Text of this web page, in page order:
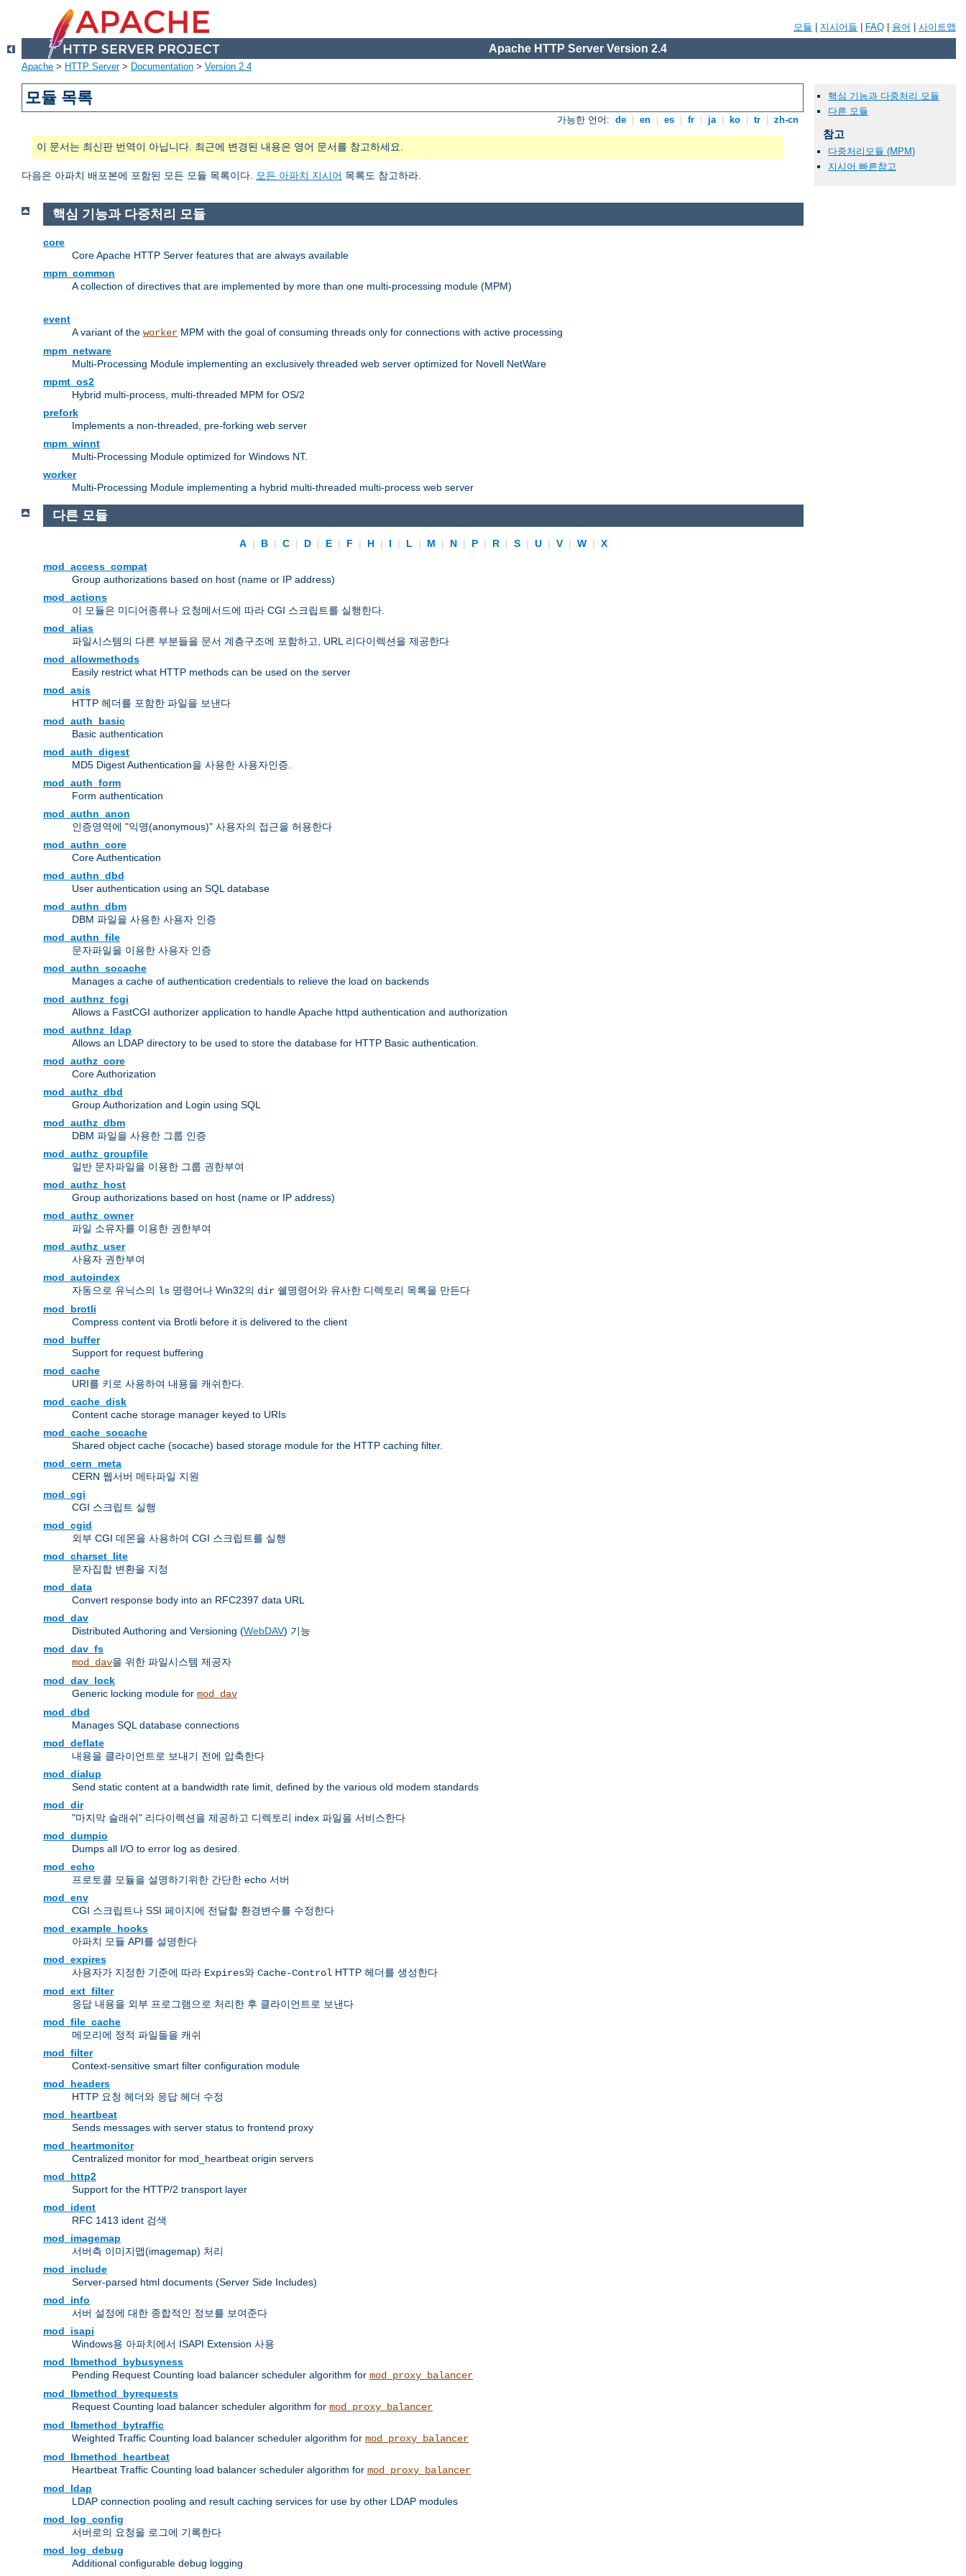
모듈 지시어들 FAQ 용어 사이트맵
Apache HTTP Server Version 2.4
Apache > HTTP Server> Documentation > Version 2.4
모듈 목록
가능한 언어: de en es fr ja ko tr zh-cn
이 문서는 최신판 번역이 아닙니다. 최근에 변경된 내용은 영어 문서를 참고하세요.
다음은 아파치 배포본에 포함된 모든 모듈 목록이다. 모든 아파치 지시어 목록도 참고하라.
핵심 기능과 다중처리 모듈
다른 모듈
참고
다중처리모듈 (MPM)
지시어 빠른참고
핵심 기능과 다중처리 모듈
core
Core Apache HTTP Server features that are always available
mpm_common
A collection of directives that are implemented by more than one multi-processing module (MPM)
event
A variant of the worker MPM with the goal of consuming threads only for connections with active processing
mpm_netware
Multi-Processing Module implementing an exclusively threaded web server optimized for Novell NetWare
mpmt_os2
Hybrid multi-process, multi-threaded MPM for OS/2
prefork
Implements a non-threaded, pre-forking web server
mpm_winnt
Multi-Processing Module optimized for Windows NT.
worker
Multi-Processing Module implementing a hybrid multi-threaded multi-process web server
다른 모듈
A | B | C | D | E | F | H | I | L | M | N | P | R | S | U | V | W |
X
mod_access_compat
Group authorizations based on host (name or IP address)
mod_actions
이 모듈은 미디어종류나 요청메서드에 따라 CGI 스크립트를 실행한다.
mod_alias
파일시스템의 다른 부분들을 문서 계층구조에 포함하고, URL 리다이렉션을 제공한다
mod_allowmethods
Easily restrict what HTTP methods can be used on the server
mod_asis
HTTP 헤더를 포함한 파일을 보낸다
mod_auth_basic
Basic authentication
mod_auth_digest
MD5 Digest Authentication을 사용한 사용자인증.
mod_auth_form
Form authentication
mod_authn_anon
인증영역에 "익명(anonymous)" 사용자의 접근을 허용한다
mod_authn_core
Core Authentication
mod_authn_dbd
User authentication using an SQL database
mod_authn_dbm
DBM 파일을 사용한 사용자 인증
mod_authn_file
문자파일을 이용한 사용자 인증
mod_authn_socache
Manages a cache of authentication credentials to relieve the load on backends
mod_authnz_fcgi
Allows a FastCGI authorizer application to handle Apache httpd authentication and authorization
mod_authnz_ldap
Allows an LDAP directory to be used to store the database for HTTP Basic authentication.
mod_authz_core
Core Authorization
mod_authz_dbd
Group Authorization and Login using SQL
mod_authz_dbm
DBM 파일을 사용한 그룹 인증
mod_authz_groupfile
일반 문자파일을 이용한 그룹 권한부여
mod_authz_host
Group authorizations based on host (name or IP address)
mod_authz_owner
파일 소유자를 이용한 권한부여
mod_authz_user
사용자 권한부여
mod_autoindex
자동으로 유닉스의 ls 명령어나 Win32의 dir 쉘명령어와 유사한 디렉토리 목록을 만든다
mod_brotli
Compress content via Brotli before it is delivered to the client
mod_buffer
Support for request buffering
mod_cache
URI를 키로 사용하여 내용을 캐쉬한다.
mod_cache_disk
Content cache storage manager keyed to URIs
mod_cache_socache
Shared object cache (socache) based storage module for the HTTP caching filter.
mod_cern_meta
CERN 웹서버 메타파일 지원
mod_cgi
CGI 스크립트 실행
mod_cgid
외부 CGI 데몬을 사용하여 CGI 스크립트를 실행
mod_charset_lite
문자집합 변환을 지정
mod_data
Convert response body into an RFC2397 data URL
mod_dav
Distributed Authoring and Versioning (WebDAV) 기능
mod_dav_fs
mod_dav을 위한 파일시스템 제공자
mod_dav_lock
Generic locking module for mod_dav
mod_dbd
Manages SQL database connections
mod_deflate
내용을 클라이언트로 보내기 전에 압축한다
mod_dialup
Send static content at a bandwidth rate limit, defined by the various old modem standards
mod_dir
"마지막 슬래쉬" 리다이렉션을 제공하고 디렉토리 index 파일을 서비스한다
mod_dumpio
Dumps all I/O to error log as desired.
mod_echo
프로토콜 모듈을 설명하기위한 간단한 echo 서버
mod_env
CGI 스크립트나 SSI 페이지에 전달할 환경변수를 수정한다
mod_example_hooks
아파치 모듈 API를 설명한다
mod_expires
사용자가 지정한 기준에 따라 Expires와 Cache-Control HTTP 헤더를 생성한다
mod_ext_filter
응답 내용을 외부 프로그램으로 처리한 후 클라이언트로 보낸다
mod_file_cache
메모리에 정적 파일들을 캐쉬
mod_filter
Context-sensitive smart filter configuration module
mod_headers
HTTP 요청 헤더와 응답 헤더 수정
mod_heartbeat
Sends messages with server status to frontend proxy
mod_heartmonitor
Centralized monitor for mod_heartbeat origin servers
mod_http2
Support for the HTTP/2 transport layer
mod_ident
RFC 1413 ident 검색
mod_imagemap
서버측 이미지맵(imagemap) 처리
mod_include
Server-parsed html documents (Server Side Includes)
mod_info
서버 설정에 대한 종합적인 정보를 보여준다
mod_isapi
Windows용 아파치에서 ISAPI Extension 사용
mod_lbmethod_bybusyness
Pending Request Counting load balancer scheduler algorithm for mod_proxy_balancer
mod_lbmethod_byrequests
Request Counting load balancer scheduler algorithm for mod_proxy_balancer
mod_lbmethod_bytraffic
Weighted Traffic Counting load balancer scheduler algorithm for mod_proxy_balancer
mod_lbmethod_heartbeat
Heartbeat Traffic Counting load balancer scheduler algorithm for mod_proxy_balancer
mod_ldap
LDAP connection pooling and result caching services for use by other LDAP modules
mod_log_config
서버로의 요청을 로그에 기록한다
mod_log_debug
Additional configurable debug logging